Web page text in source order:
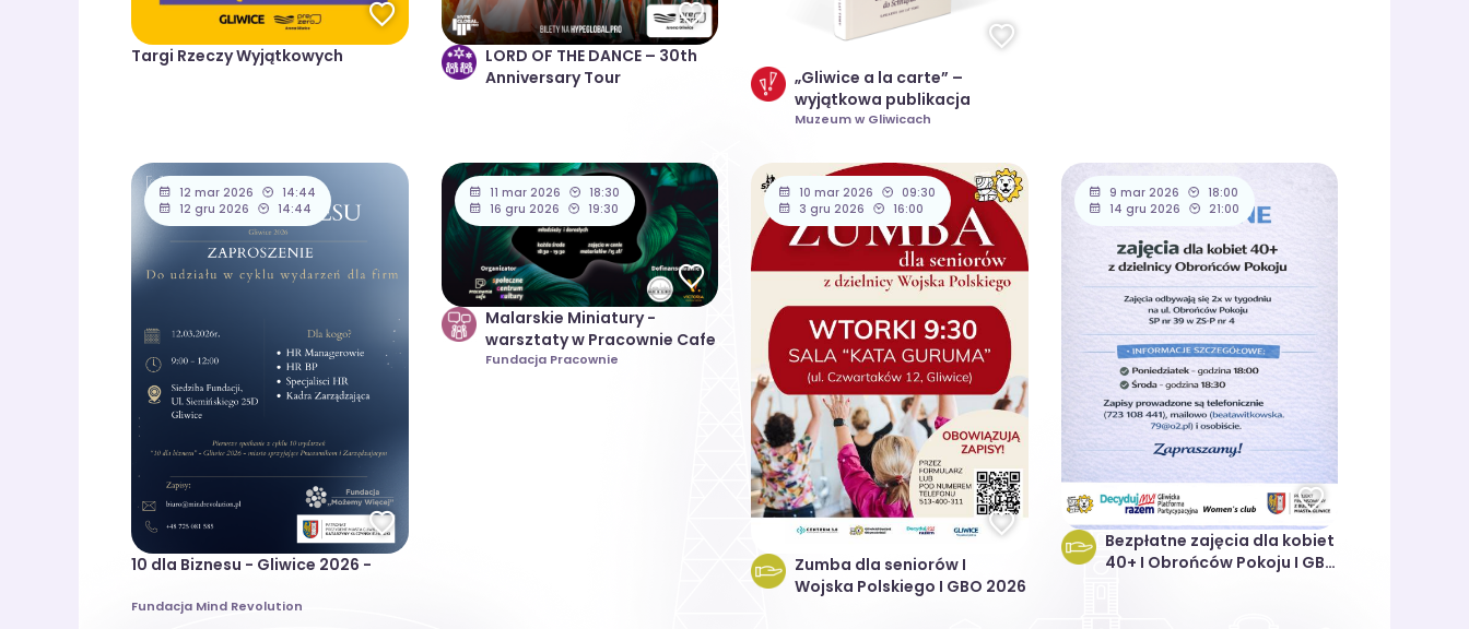
Targi Rzeczy Wyjątkowych
LORD OF THE DANCE – 30th
Anniversary Tour
„Gliwice a la carte” –
wyjątkowa publikacja
Muzeum w Gliwicach
12 mar 2026
14:44
12 gru 2026
14:44
10 dla Biznesu - Gliwice 2026 -
Fundacja Mind Revolution
11 mar 2026
18:30
16 gru 2026
19:30
Malarskie Miniatury -
warsztaty w Pracownie Cafe
Fundacja Pracownie
10 mar 2026
09:30
3 gru 2026
16:00
Zumba dla seniorów I
Wojska Polskiego I GBO 2026
9 mar 2026
18:00
14 gru 2026
21:00
Bezpłatne zajęcia dla kobiet
40+ I Obrońców Pokoju I GBO